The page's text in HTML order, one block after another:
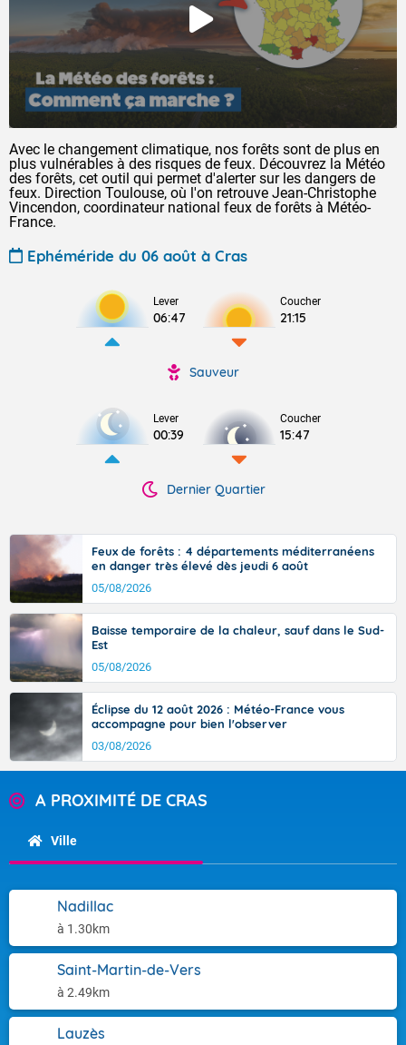
Avec le changement climatique, nos forêts sont de plus en
plus vulnérables à des risques de feux. Découvrez la Météo
des forêts, cet outil qui permet d'alerter sur les dangers de
feux. Direction Toulouse, où l'on retrouve Jean-Christophe
Vincendon, coordinateur national feux de forêts à Météo-
France.
Ephéméride du 06 août à Cras
Lever
06:47
Coucher
21:15
Sauveur
Lever
00:39
Coucher
15:47
Dernier Quartier
Feux de forêts : 4 départements méditerranéens
en danger très élevé dès jeudi 6 août
05/08/2026
Baisse temporaire de la chaleur, sauf dans le Sud-
Est
05/08/2026
Éclipse du 12 août 2026 : Météo-France vous
accompagne pour bien l'observer
03/08/2026
A PROXIMITÉ DE CRAS
Ville
Nadillac
à 1.30km
Saint-Martin-de-Vers
à 2.49km
Lauzès